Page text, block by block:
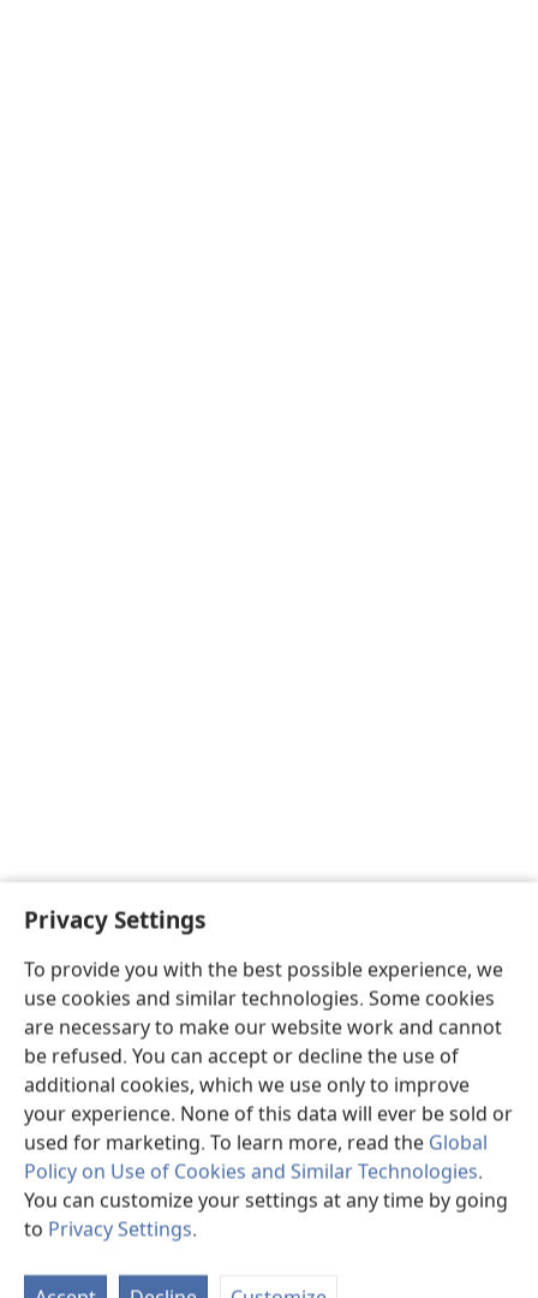
Privacy Settings
To provide you with the best possible experience, we
use cookies and similar technologies. Some cookies
are necessary to make our website work and cannot
be refused. You can accept or decline the use of
additional cookies, which we use only to improve
your experience. None of this data will ever be sold or
used for marketing. To learn more, read the Global
Policy on Use of Cookies and Similar Technologies.
You can customize your settings at any time by going
to Privacy Settings.